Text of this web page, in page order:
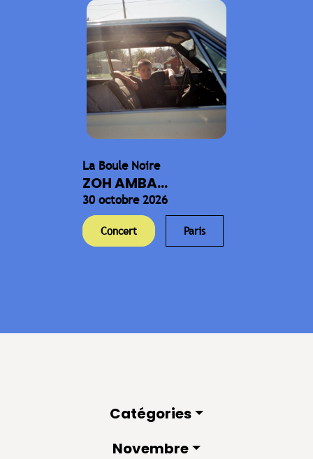
La Boule Noire
ZOH AMBA...
30 octobre 2026
Concert Paris
Catégories
Novembre